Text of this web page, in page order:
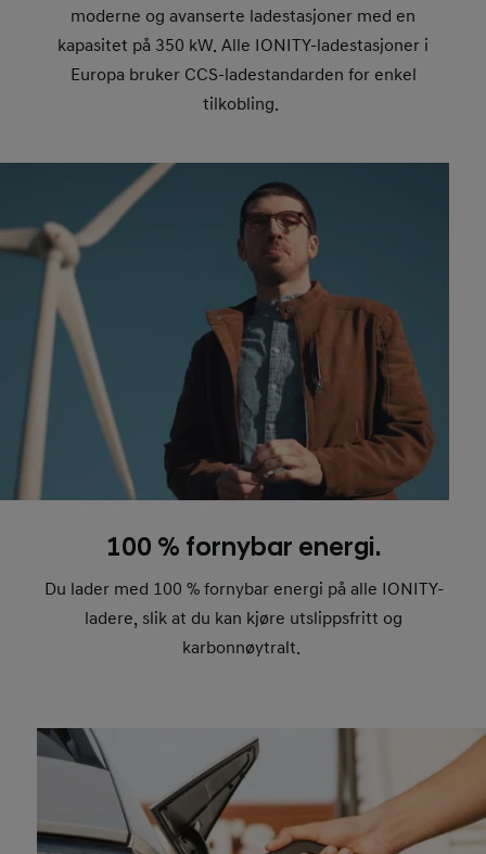
moderne og avanserte ladestasjoner med en
kapasitet på 350 kW. Alle IONITY-ladestasjoner i
Europa bruker CCS-ladestandarden for enkel
tilkobling.
100 % fornybar energi.
Du lader med 100 % fornybar energi på alle IONITY-
ladere, slik at du kan kjøre utslippsfritt og
karbonnøytralt.